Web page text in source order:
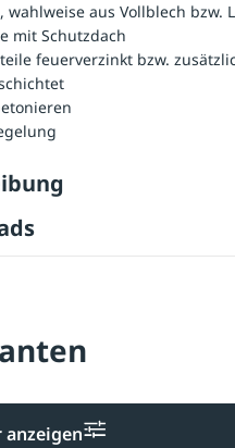
wahlweise aus Vollblech bzw.
mit Schutzdach
feuerverzinkt bzw.